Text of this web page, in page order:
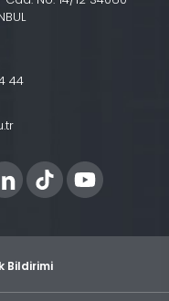
44
Bildirimi